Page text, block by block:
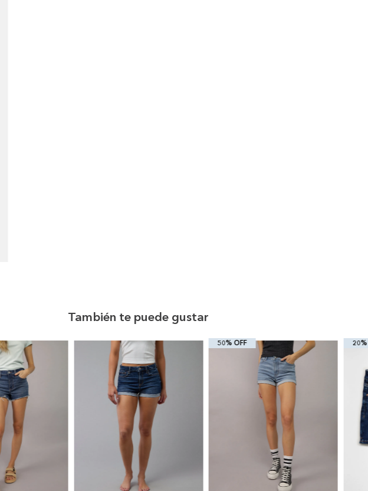
También te puede gustar
50% OFF 20%